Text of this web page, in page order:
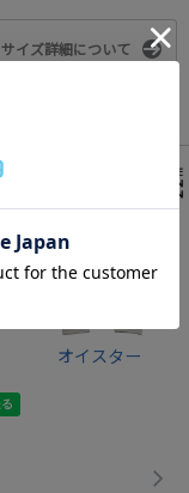
サイズ詳細について
オイスター